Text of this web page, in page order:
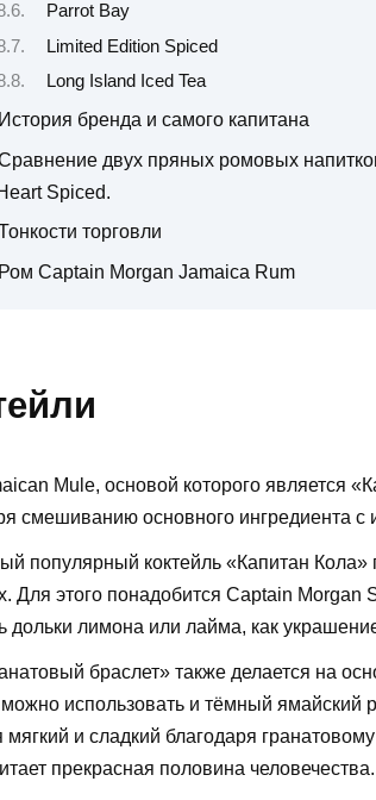
Parrot Bay
Limited Edition Spiced
Long Island Iced Tea
История бренда и самого капитана
двух пряных ромовых
Spiced.
торговли
Ром Captain Morgan Jamaica Rum
Mule, основой которого является
смешиванию основного ингредиента
популярный коктейль «Капитан Кола»
Для этого понадобится Captain
дольки лимона или лайма, как
браслет» также делается на
использовать и тёмный ямайский
мягкий и сладкий благодаря
прекрасная половина человечества.